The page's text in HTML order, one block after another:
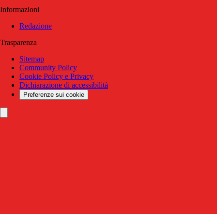
Informazioni
Redazione
Trasparenza
Sitemap
Community Policy
Cookie Policy e Privacy
Dichiarazione di accessibilità
Preferenze sui cookie